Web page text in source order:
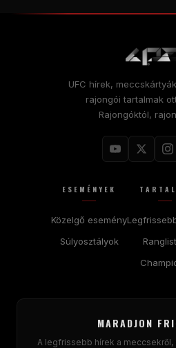
UFC hírek,
rajongói tartalmak
Rajongóktól,
ESEMÉNYEK
Közelgő esemény
Súlyosztályok
MARADJON
A legfrissebb hírek a